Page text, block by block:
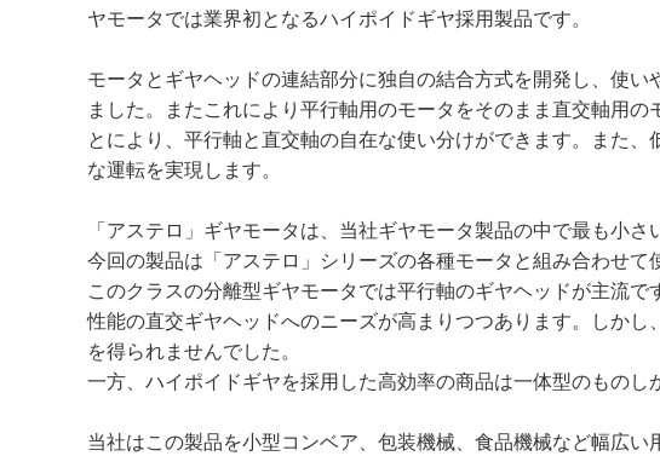
ヤモータでは業界初となるハイポイドギヤ採用製品です。
モータとギヤヘッドの連結部分に独自の結合方式を開発し、使
ました。またこれにより平行軸用のモータをそのまま直交軸用
とにより、平行軸と直交軸の自在な使い分けができます。また
な運転を実現します。
「アステロ」ギヤモータは、当社ギヤモータ製品の中で最も小
今回の製品は「アステロ」シリーズの各種モータと組み合わせて
このクラスの分離型ギヤモータでは平行軸のギヤヘッドが主流
性能の直交ギヤヘッドへのニーズが高まりつつあります。しか
を得られませんでした。
一方、ハイポイドギヤを採用した高効率の商品は一体型のもの
当社はこの製品を小型コンベア、包装機械、食品機械など幅広い